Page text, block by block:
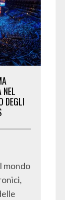
NEL
DEGLI
mondo